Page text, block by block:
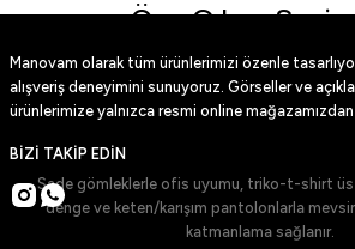
Öne Çıkan
Suni Deri Ceket: Düz yüzey, modern kesim ve günlük
Kahverengi Suni Deri Ceket: Sıcak tonlarla
Siyah Kışlık Suni Deri Ceket
: Soğuk havalarda
Kahverengi Kışlık Suni Deri Ceket: Mevsimsel
Sade gömleklerle ofis uyumu, triko-t-shirt
denge ve keten/karışım pantolonlarla
katmanlama sağlanır.
Manovam olarak tüm ürünlerimizi özenle
alışveriş deneyimini sunuyoruz. Görseller ve
ürünlerimize yalnızca resmi online
BİZİ TAKİP EDİN